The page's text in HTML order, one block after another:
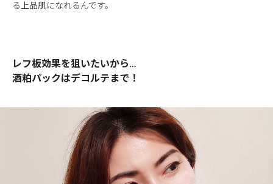
る上品肌になれるんです。
レフ板効果を狙いたいから…
酒粕パックはデコルテまで！